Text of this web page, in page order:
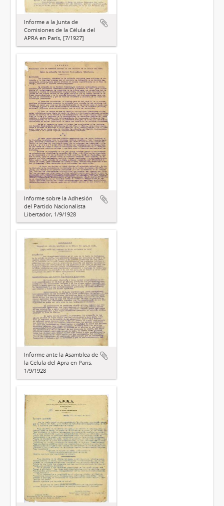
Informe a la Junta de
Comisiones de la Célula del
APRA en París, [7/1927]
Informe sobre la Adhesión
del Partido Nacionalista
Libertador, 1/9/1928
Informe ante la Asamblea de
la Célula del Apra en París,
1/9/1928